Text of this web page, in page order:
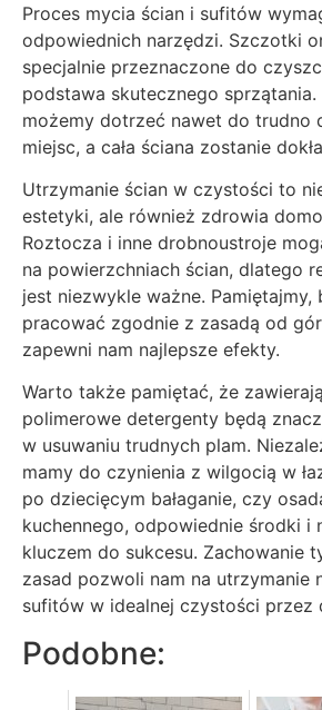
Proces mycia ścian i sufitów
odpowiednich narzędzi. Szczotki
specjalnie przeznaczone do
podstawa skutecznego sprzątania.
możemy dotrzeć nawet do trudno
miejsc, a cała ściana zostanie
Utrzymanie ścian w czystości to
estetyki, ale również zdrowia
Roztocza i inne drobnoustroje
na powierzchniach ścian, dlatego
jest niezwykle ważne. Pamiętajmy,
pracować zgodnie z zasadą od
zapewni nam najlepsze efekty.
Warto także pamiętać, że
polimerowe detergenty będą
w usuwaniu trudnych plam.
mamy do czynienia z wilgocią w
po dziecięcym bałaganie, czy
kuchennego, odpowiednie środki i
kluczem do sukcesu. Zachowanie
zasad pozwoli nam na utrzymanie
sufitów w idealnej czystości przez
Podobne: